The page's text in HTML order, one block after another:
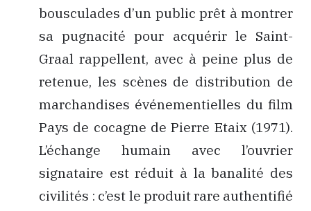
bousculades d’un public prêt à montrer
sa pugnacité pour acquérir le Saint-
Graal rappellent, avec à peine plus de
retenue, les scènes de distribution de
marchandises événementielles du film
Pays de cocagne de Pierre Etaix (1971).
L’échange humain avec l’ouvrier
signataire est réduit à la banalité des
civilités : c’est le produit rare authentifié